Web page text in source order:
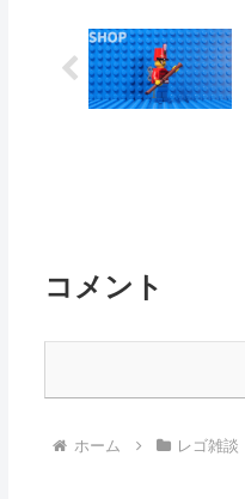
コメント
ホーム レゴ雑談